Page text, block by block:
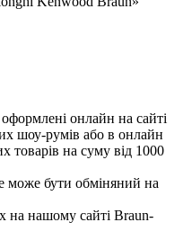
онлайн на сайті
шоу-румів або в онлайн
товарів на суму від 1000
може бути обміняний на
на нашому сайті Braun-